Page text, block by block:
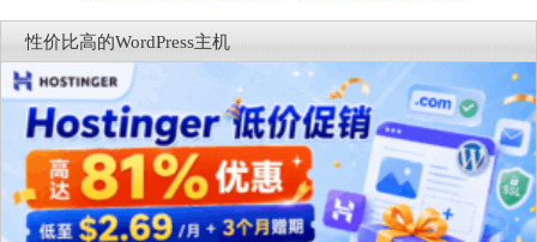
商能力
复，仅建议在测试环境体验
性价比高的WordPress主机